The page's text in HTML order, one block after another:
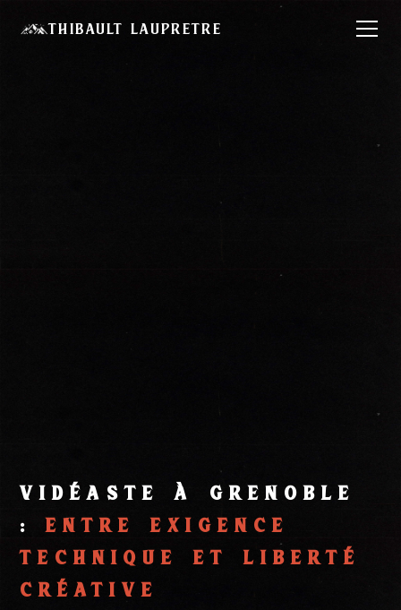
Thibault Laupretre
Grenoble,
Pilote de drone
Thibault LAUPRETRE
Vidéaste à Grenoble
:entre exigence
technique et liberté
créative